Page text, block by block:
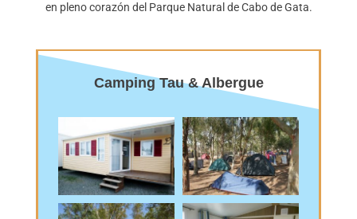
en pleno corazón del Parque Natural de Cabo de Gata.
Camping Tau & Albergue